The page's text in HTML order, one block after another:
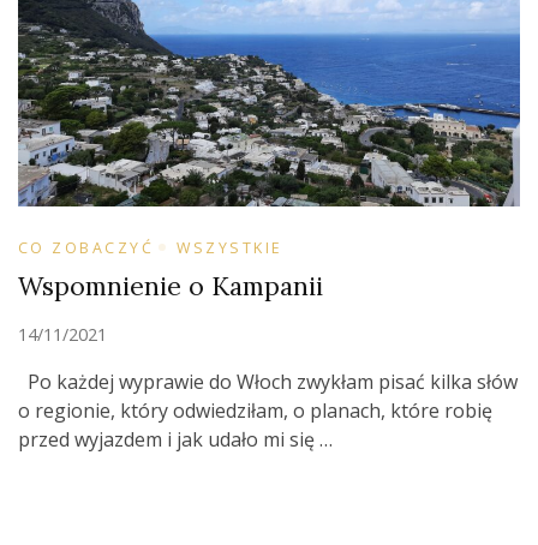
CO ZOBACZYĆ WSZYSTKIE
Wspomnienie o Kampanii
14/11/2021
Po każdej wyprawie do Włoch zwykłam pisać kilka słów
o regionie, który odwiedziłam, o planach, które robię
przed wyjazdem i jak udało mi się …